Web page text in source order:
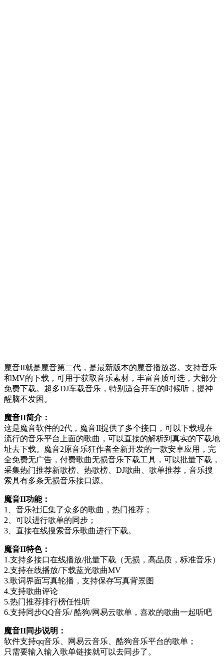
魔音II就是魔音第二代，是最新版本的魔音播放器。支持音乐
和MV的下载，可用于获取音乐素材，丰富音质可选，大部分
免费下载。超多DJ车载音乐，特别适合开车的时候听，提神
醒脑不发困。
魔音II简介：
这是魔音软件的2代，魔音II提供了多个接口，可以下载现在
流行的音乐平台上面的歌曲，可以直接的解析到真实的下载地
址去下载。魔音2原音乐狂作者全新开发的一款安卓应用，完
全免费无广告，付费歌曲无损音乐下载工具，可以批量下载，
采集热门推荐新歌榜、热歌榜、DJ歌曲、歌单推荐，音乐搜
索具有多条无损音乐接口源。
魔音II功能：
1、音乐社汇集了众多的歌曲，热门推荐；
2、可以进行歌单的同步；
3、直接在线搜索音乐歌曲进行下载。
魔音II特色：
1.支持多接口在线播放/批量下载（无损，高品质，标准音乐）
2.支持在线播放/下载蓝光歌曲MV
3.歌词界面写真轮播，支持保存写真背景图
4.支持歌曲评论
5.热门推荐排行榜任性听
6.支持同步QQ音乐/ 酷狗/网易云歌单，喜欢的歌曲一起听吧
魔音II同步说明：
软件支持qq音乐、网易云音乐、酷狗音乐平台的歌单；
只需要输入输入歌单链接就可以去同步了。